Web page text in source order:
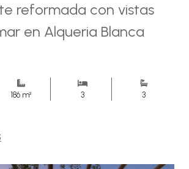
reformada con vistas
en Alqueria Blanca
186 m² 3 3